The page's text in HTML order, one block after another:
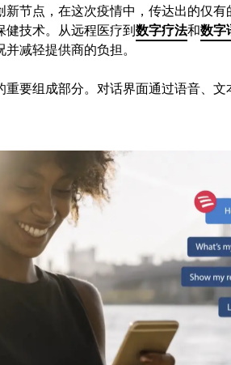
节点，在这次疫情中，传达出的仅
技术。从远程医疗到数字疗法和数字
减轻提供商的负担。
要组成部分。对话界面通过语音、